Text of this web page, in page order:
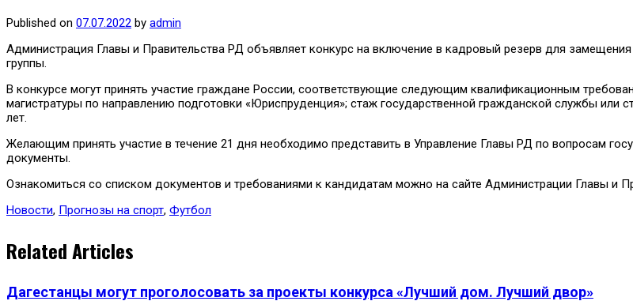
Published on 07.07.2022 by admin
Администрация Главы и Правительства РД объявляет конкурс на включение в кадровый резерв для
группы.
В конкурсе могут принять участие граждане России, соответствующие следующим квалификационным
магистратуры по направлению подготовки «Юриспруденция»; стаж государственной гражданской службы или
лет.
Желающим принять участие в течение 21 дня необходимо представить в Управление Главы РД по вопросам
документы.
Ознакомиться со списком документов и требованиями к кандидатам можно на сайте Администрации Главы и
Новости, Прогнозы на спорт, Футбол
Related Articles
Дагестанцы могут проголосовать за проекты конкурса «Лучший дом. Лучший двор»